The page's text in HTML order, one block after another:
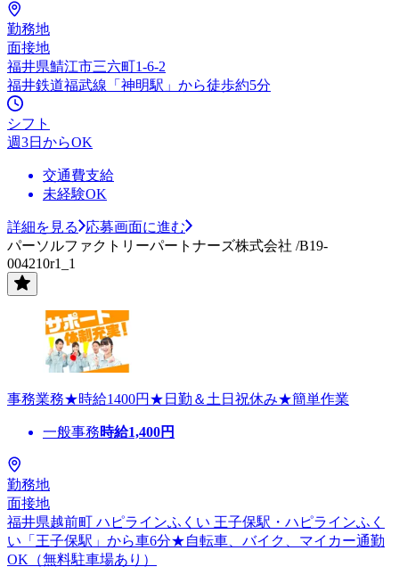
勤務地
面接地
福井県鯖江市三六町1-6-2
福井鉄道福武線「神明駅」から徒歩約5分
シフト
週3日からOK
交通費支給
未経験OK
詳細を見る
応募画面に進む
パーソルファクトリーパートナーズ株式会社 /B19-
004210r1_1
事務業務★時給1400円★日勤＆土日祝休み★簡単作業
一般事務時給1,400円
勤務地
面接地
福井県越前町 ハピラインふくい 王子保駅・ハピラインふく
い「王子保駅」から車6分★自転車、バイク、マイカー通勤
OK（無料駐車場あり）